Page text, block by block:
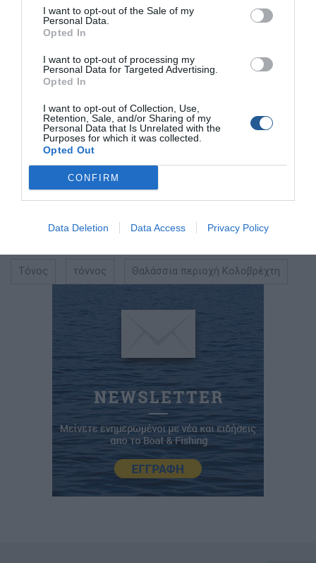
I want to opt-out of the Sale of my
Personal Data.
Opted In
I want to opt-out of processing my
Personal Data for Targeted Advertising.
Opted In
I want to opt-out of Collection, Use,
Retention, Sale, and/or Sharing of my
Personal Data that Is Unrelated with the
Purposes for which it was collected.
Opted Out
CONFIRM
Data Deletion Data Access Privacy Policy
–
Ακολουθήστε το
μάθετε πρώτοι όλες τις θαλασσινές
σκάφος, το ψάρεμα και την κατάδυση από την Ελλάδα και
Τόνος τόννος Θαλάσσια περιοχή Κολοβρέχτη